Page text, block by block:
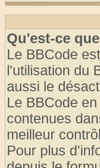
Qu'est-ce
Le BBCode
l'utilisation du
aussi le
Le BBCode
contenues
meilleur
Pour plus